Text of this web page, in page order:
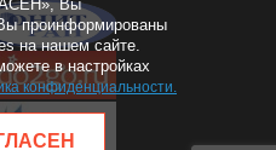
Вы
проинформированы
на нашем сайте.
в настройках
конфиденциальности.